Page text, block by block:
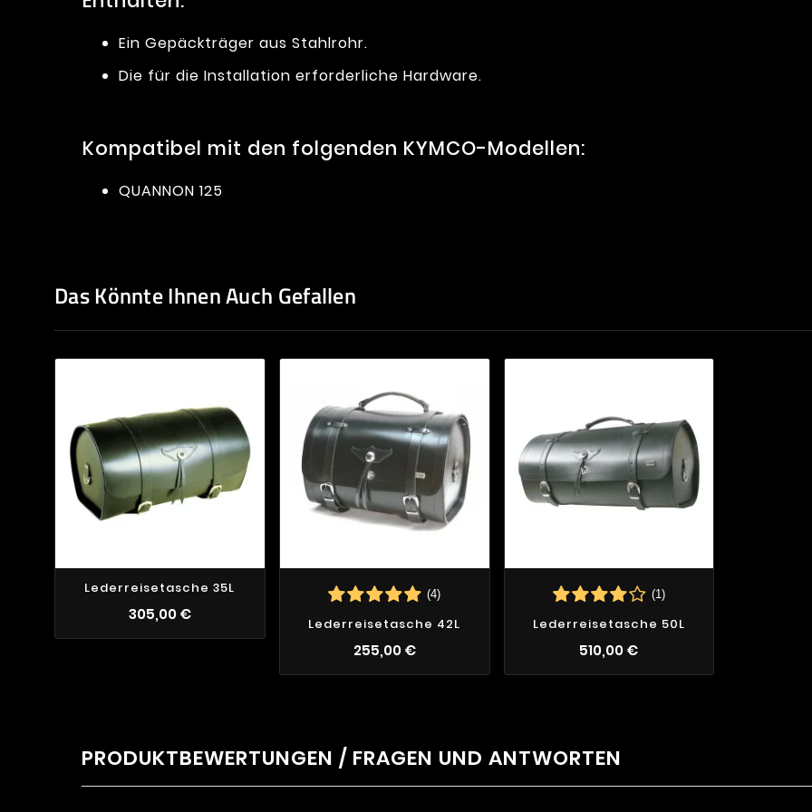
Ein Gepäckträger aus Stahlrohr.
Die für die Installation erforderliche Hardware.
Kompatibel mit den folgenden KYMCO-Modellen:
QUANNON 125
Das Könnte Ihnen Auch Gefallen
Lederreisetasche 35L
305,00 €
(4)
Lederreisetasche 42L
255,00 €
(1)
Lederreisetasche 50L
510,00 €
PRODUKTBEWERTUNGEN / FRAGEN UND ANTWORTEN